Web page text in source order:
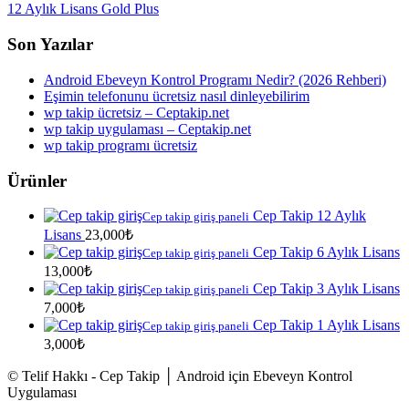
12 Aylık Lisans Gold Plus
Son Yazılar
Android Ebeveyn Kontrol Programı Nedir? (2026 Rehberi)
Eşimin telefonunu ücretsiz nasıl dinleyebilirim
wp takip ücretsiz – Ceptakip.net
wp takip uygulaması – Ceptakip.net
wp takip programı ücretsiz
Ürünler
Cep takip giriş paneli Cep Takip 12 Aylık
Lisans 23,000₺
Cep takip giriş paneli Cep Takip 6 Aylık Lisans
13,000₺
Cep takip giriş paneli Cep Takip 3 Aylık Lisans
7,000₺
Cep takip giriş paneli Cep Takip 1 Aylık Lisans
3,000₺
© Telif Hakkı - Cep Takip │ Android için Ebeveyn Kontrol
Uygulaması